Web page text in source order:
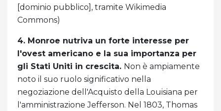
[dominio pubblico], tramite Wikimedia
Commons)
4. Monroe nutriva un forte interesse per
l'ovest americano e la sua importanza per
gli Stati Uniti in crescita. Non è ampiamente
noto il suo ruolo significativo nella
negoziazione dell'Acquisto della Louisiana per
l'amministrazione Jefferson. Nel 1803, Thomas